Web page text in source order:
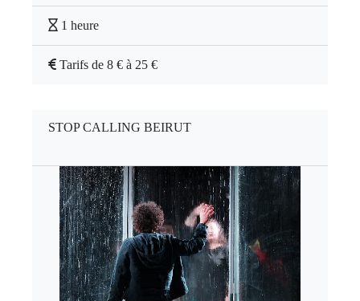
1 heure
Tarifs de 8 € à 25 €
STOP CALLING BEIRUT